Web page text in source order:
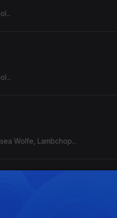
Wolfe, Lambchop...